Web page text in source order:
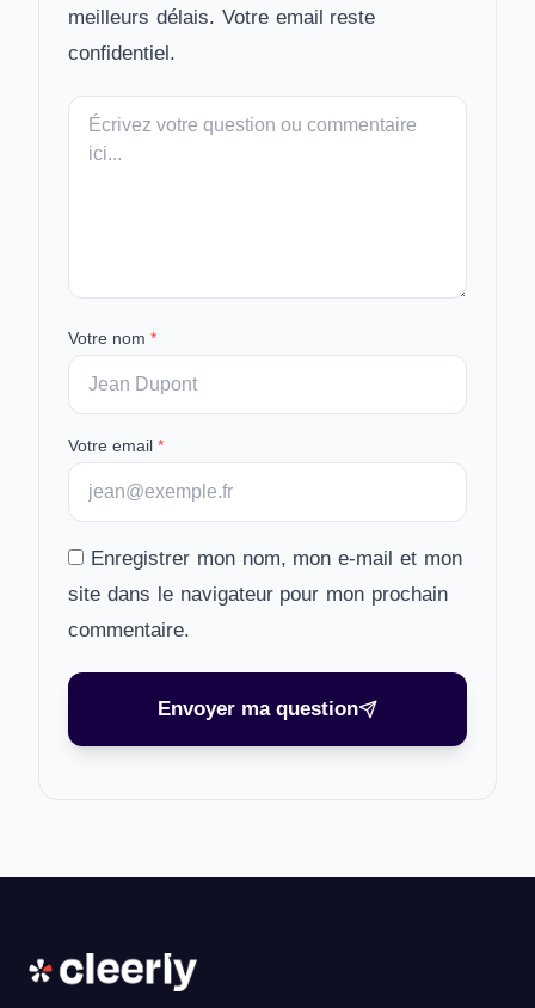
meilleurs délais. Votre email reste
confidentiel.
Votre
message
Votre nom *
Votre email *
Enregistrer mon nom, mon e-mail et mon
site dans le navigateur pour mon prochain
commentaire.
Envoyer ma question